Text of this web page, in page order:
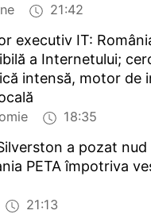
21:42
executiv IT:
a Internetului;
intensă, motor de
18:35
a pozat
PETA împotriva
21:13